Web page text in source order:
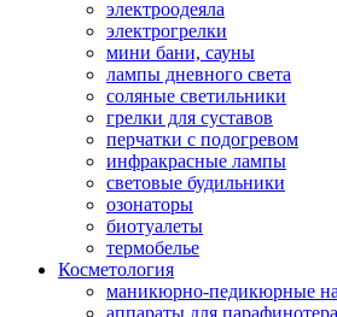
электроодеяла
электрогрелки
мини бани, сауны
лампы дневного света
соляные светильники
грелки для суставов
перчатки с подогревом
инфракрасные лампы
световые будильники
озонаторы
биотуалеты
термобелье
Косметология
маникюрно-педикюрные
аппараты для